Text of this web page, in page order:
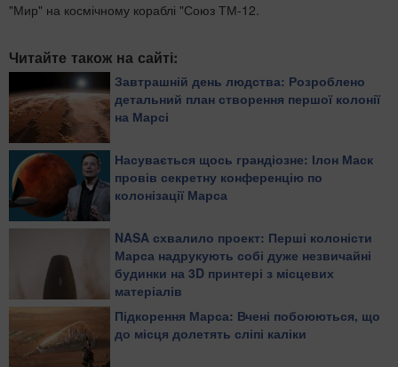
"Мир" на космічному кораблі "Союз ТМ-12.
Читайте також на сайті:
Завтрашній день людства: Розроблено
детальний план створення першої колонії
на Марсі
Насувається щось грандіозне: Ілон Маск
провів секретну конференцію по
колонізації Марса
NASA схвалило проект: Перші колоністи
Марса надрукують собі дуже незвичайні
будинки на 3D принтері з місцевих
матеріалів
​Підкорення Марса: Вчені побоюються, що
до місця долетять сліпі каліки